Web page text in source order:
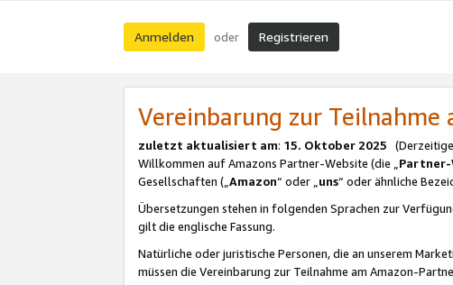
Anmelden oder Registrieren
Vereinbarung zur
zuletzt aktualisiert am: 15. Oktober 2025
Willkommen auf Amazons Partner-Website (die „Partner-
Gesellschaften („Amazon“ oder „uns“ oder ähnliche
Übersetzungen stehen in folgenden Sprachen zur
gilt die englische Fassung.
Natürliche oder juristische Personen, die an unserem
müssen die Vereinbarung zur Teilnahme am Amazon-